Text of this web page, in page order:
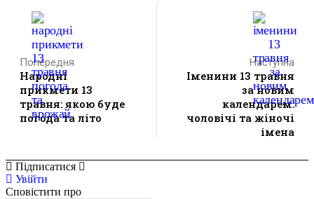
Попередня
Народні
прикмети 13
травня: якою буде
погода та літо
Наступна
Іменини 13 травня
за новим
календарем:
чоловічі та жіночі
імена
Підписатися
Увійти
Сповістити про